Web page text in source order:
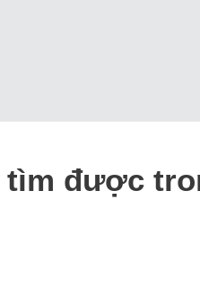
tìm được